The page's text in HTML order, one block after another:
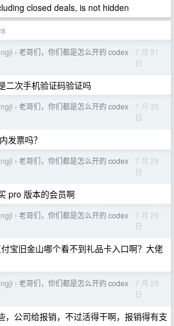
closed deals, is not hidden
› 老哥们，你们都是怎么开的 codex
7 月 31
日
二次手机验证码验证吗
› 老哥们，你们都是怎么开的 codex
7 月 30
日
发票吗？
› 老哥们，你们都是怎么开的 codex
7 月 29
日
pro 版本的会员啊
› 老哥们，你们都是怎么开的 codex
7 月 29
日
宝旧金山哪个看不到礼品卡入口啊？大佬
› 老哥们，你们都是怎么开的 codex
7 月 29
日
，公司给报销，不过活得干啊，报销得有支